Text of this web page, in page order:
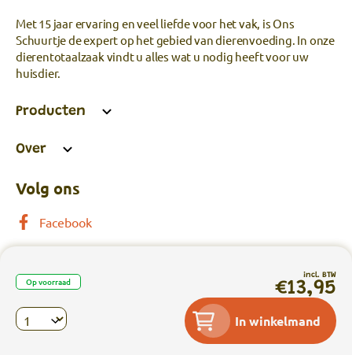
Op voorraad €13,95
incl. BTW
In winkelmand
Met 15 jaar ervaring en veel liefde voor het vak, is Ons
Schuurtje de expert op het gebied van dierenvoeding. In onze
dierentotaalzaak vindt u alles wat u nodig heeft voor uw
huisdier.
Producten
Over
Volg ons
Facebook
Privacy | Algemene voorwaarden |